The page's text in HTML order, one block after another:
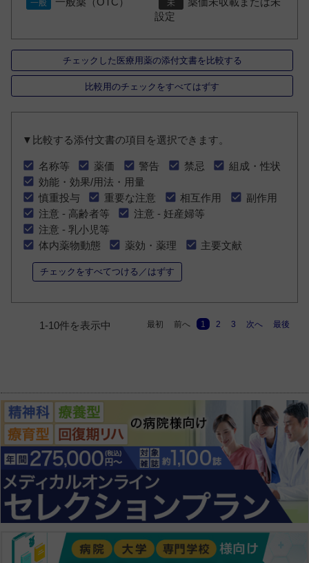
設定
チェックした医療用薬の添付文書を比較する
比較用のチェックをすべてはずす
▼比較する添付文書の項目を選択できます。
名称等 薬価 警告 禁忌
組成・性状
効能・効果/用法・用量
慎重投与
重要な注意 相互作用
副作用
注意 - 高齢者等
注意 - 妊産婦等
注意 - 乳小児等
体内薬物動態
薬効・薬理 主要文献
チェックをすべてつける／はずす
1-10件を表示中 最初 前へ 1 2 3 次へ 最後